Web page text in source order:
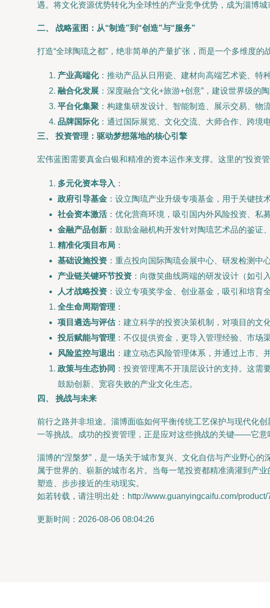
遇。将文化资源优势转化为全球性的产业竞争优势，成为淄博城
二、 战略蓝图：从“制造”到“创造”与“服务”
打造“全球陶琉之都”，绝非简单的产量扩张，而是一个多维度的
产业高端化：推动产品从日用瓷、建材向高端艺术瓷、特
融合化发展 ：深度融合“文化+旅游+创意”，建设世界级
平台化集聚 ：构建集研发设计、智能制造、展示交易、物
品牌国际化：通过国际展览、文化交流、大师合作、跨境
三、 投资管理：驱动梦想落地的核心引擎
宏伟蓝图需要真金白银和精准的资本运作来支撑。这里的“投资
多元化资本导入 ：
政府引导基金 ：设立陶琉产业升级专项基金，用于关键技
社会资本激活：优化营商环境，吸引国内外风险投资、私
金融产品创新 ：鼓励金融机构开发针对陶琉艺术品的鉴证
精准化项目布局 ：
基础设施投资 ：重点投向国际陶琉会展中心、研发检测中
产业链关键环节投资 ：向微笑曲线两端的研发设计（如引
人才战略投资 ：设立专项奖学金、创业基金，吸引和培育
全生命周期管理 ：
项目遴选与评估：建立科学的投资决策机制，对项目的文
投后赋能与管理 ：不仅提供资金，更导入管理经验、市场
风险监控与退出 ：建立动态风险管理体系，并通过上市、
政策与生态协同 ：投资管理离不开顶层设计的支持。这需
鼓励创新、宽容失败的产业文化生态。
四、 挑战与未来
前行之路并非坦途。淄博面临如何平衡传统工艺保护与现代化
一等挑战。成功的投资管理，正是应对这些挑战的关键——它意
淄博的“涅槃梦”，是一场关于城市复兴、文化自信与产业野心
属于世界的、崭新的城市名片。当每一笔投资都精准滴灌到产
塑造、步步接近的生动现实。
如若转载，请注明出处：http://www.guanyingcaifu.com/product/
更新时间：2026-08-06 08:04:26